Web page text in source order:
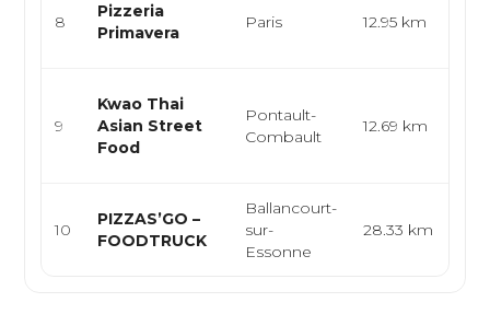
8
Pizzeria
Primavera
Paris 12.95 km
9
Kwao Thai
Asian Street
Food
Pontault-
Combault
12.69 km
10
PIZZAS’GO –
FOODTRUCK
Ballancourt-
sur-
Essonne
28.33 km